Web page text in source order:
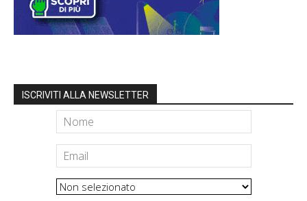
ISCRIVITI ALLA NEWSLETTER